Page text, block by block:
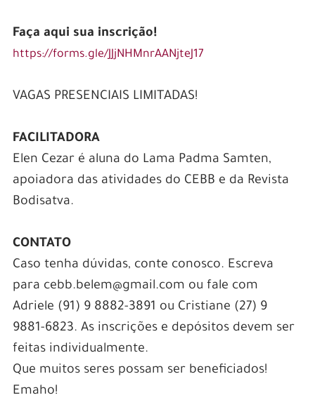
Faça aqui sua inscrição!
https://forms.gle/JJjNHMnrAANjteJ17
VAGAS PRESENCIAIS LIMITADAS!
FACILITADORA
Elen Cezar é aluna do Lama Padma Samten,
apoiadora das atividades do CEBB e da Revista
Bodisatva.
CONTATO
Caso tenha dúvidas, conte conosco. Escreva
para cebb.belem@gmail.com ou fale com
Adriele (91) 9 8882-3891 ou Cristiane (27) 9
9881-6823. As inscrições e depósitos devem ser
feitas individualmente.
Que muitos seres possam ser beneficiados!
Emaho!